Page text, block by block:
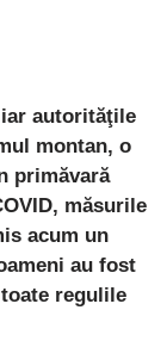
autorităţile
montan, o
primăvară
măsurile
acum un
au fost
regulile